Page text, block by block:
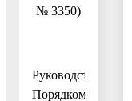
№ 3350)
Руководствуясь
Порядком